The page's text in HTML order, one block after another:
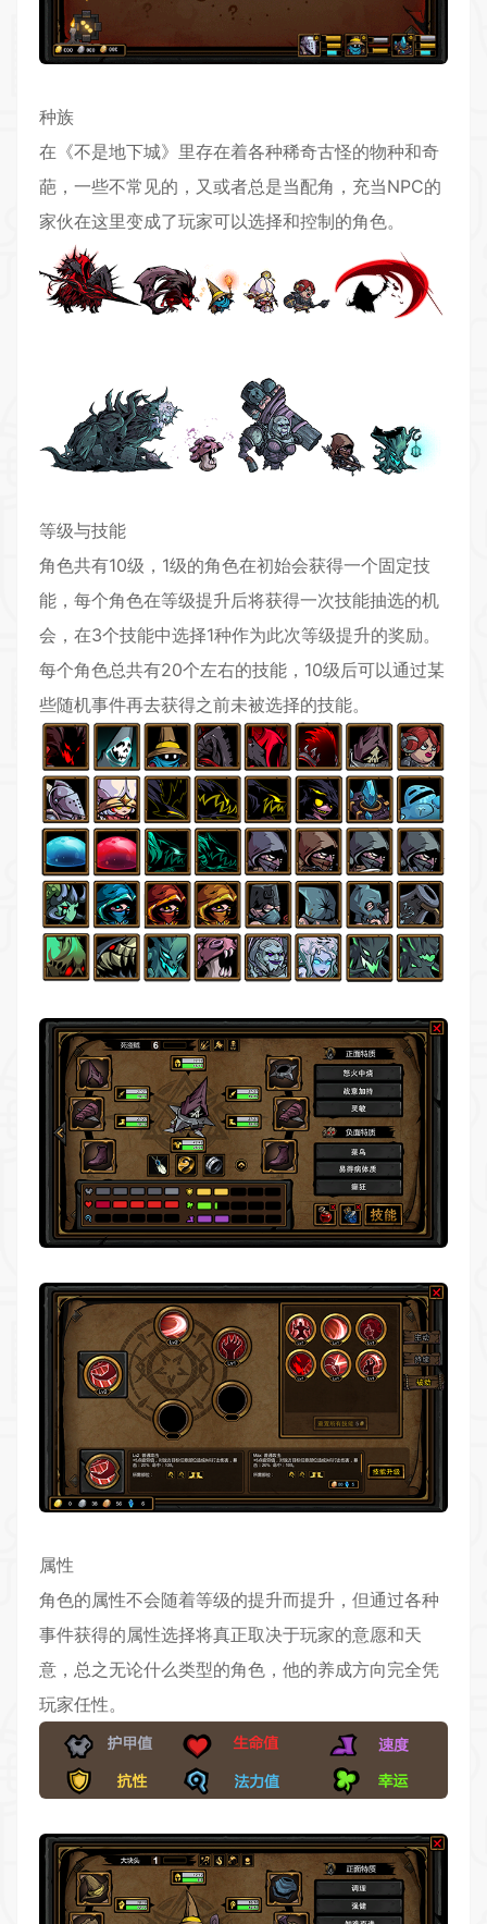
种族
在《不是地下城》里存在着各种稀奇古怪的物种和奇
葩，一些不常见的，又或者总是当配角，充当NPC的
家伙在这里变成了玩家可以选择和控制的角色。
等级与技能
角色共有10级，1级的角色在初始会获得一个固定技
能，每个角色在等级提升后将获得一次技能抽选的机
会，在3个技能中选择1种作为此次等级提升的奖励。
每个角色总共有20个左右的技能，10级后可以通过某
些随机事件再去获得之前未被选择的技能。
属性
角色的属性不会随着等级的提升而提升，但通过各种
事件获得的属性选择将真正取决于玩家的意愿和天
意，总之无论什么类型的角色，他的养成方向完全凭
玩家任性。